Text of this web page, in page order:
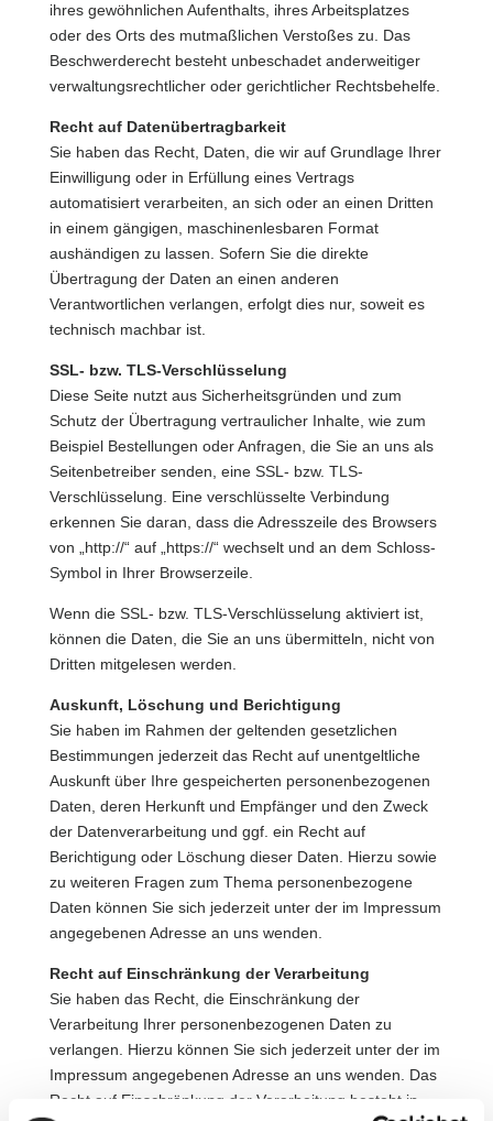
ihres gewöhnlichen Aufenthalts, ihres Arbeitsplatzes
oder des Orts des mutmaßlichen Verstoßes zu. Das
Beschwerderecht besteht unbeschadet anderweitiger
verwaltungsrechtlicher oder gerichtlicher Rechtsbehelfe.
Recht auf Datenübertragbarkeit
Sie haben das Recht, Daten, die wir auf Grundlage Ihrer
Einwilligung oder in Erfüllung eines Vertrags
automatisiert verarbeiten, an sich oder an einen Dritten
in einem gängigen, maschinenlesbaren Format
aushändigen zu lassen. Sofern Sie die direkte
Übertragung der Daten an einen anderen
Verantwortlichen verlangen, erfolgt dies nur, soweit es
technisch machbar ist.
SSL- bzw. TLS-Verschlüsselung
Diese Seite nutzt aus Sicherheitsgründen und zum
Schutz der Übertragung vertraulicher Inhalte, wie zum
Beispiel Bestellungen oder Anfragen, die Sie an uns als
Seitenbetreiber senden, eine SSL- bzw. TLS-
Verschlüsselung. Eine verschlüsselte Verbindung
erkennen Sie daran, dass die Adresszeile des Browsers
von „http://“ auf „https://“ wechselt und an dem Schloss-
Symbol in Ihrer Browserzeile.
Wenn die SSL- bzw. TLS-Verschlüsselung aktiviert ist,
können die Daten, die Sie an uns übermitteln, nicht von
Dritten mitgelesen werden.
Auskunft, Löschung und Berichtigung
Sie haben im Rahmen der geltenden gesetzlichen
Bestimmungen jederzeit das Recht auf unentgeltliche
Auskunft über Ihre gespeicherten personenbezogenen
Daten, deren Herkunft und Empfänger und den Zweck
der Datenverarbeitung und ggf. ein Recht auf
Berichtigung oder Löschung dieser Daten. Hierzu sowie
zu weiteren Fragen zum Thema personenbezogene
Daten können Sie sich jederzeit unter der im Impressum
angegebenen Adresse an uns wenden.
Recht auf Einschränkung der Verarbeitung
Sie haben das Recht, die Einschränkung der
Verarbeitung Ihrer personenbezogenen Daten zu
verlangen. Hierzu können Sie sich jederzeit unter der im
Impressum angegebenen Adresse an uns wenden. Das
Recht auf Einschränkung der Verarbeitung besteht in